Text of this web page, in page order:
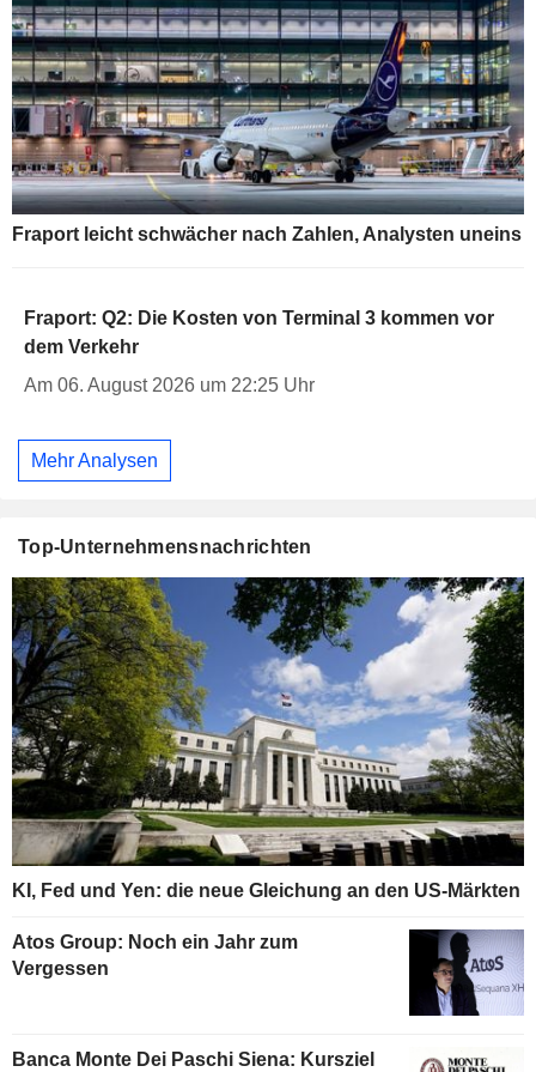
Fraport leicht schwächer nach Zahlen, Analysten uneins
Fraport: Q2: Die Kosten von Terminal 3 kommen vor
dem Verkehr
Am 06. August 2026 um 22:25 Uhr
Mehr Analysen
Top-Unternehmensnachrichten
KI, Fed und Yen: die neue Gleichung an den US-Märkten
Atos Group: Noch ein Jahr zum
Vergessen
Banca Monte Dei Paschi Siena: Kursziel